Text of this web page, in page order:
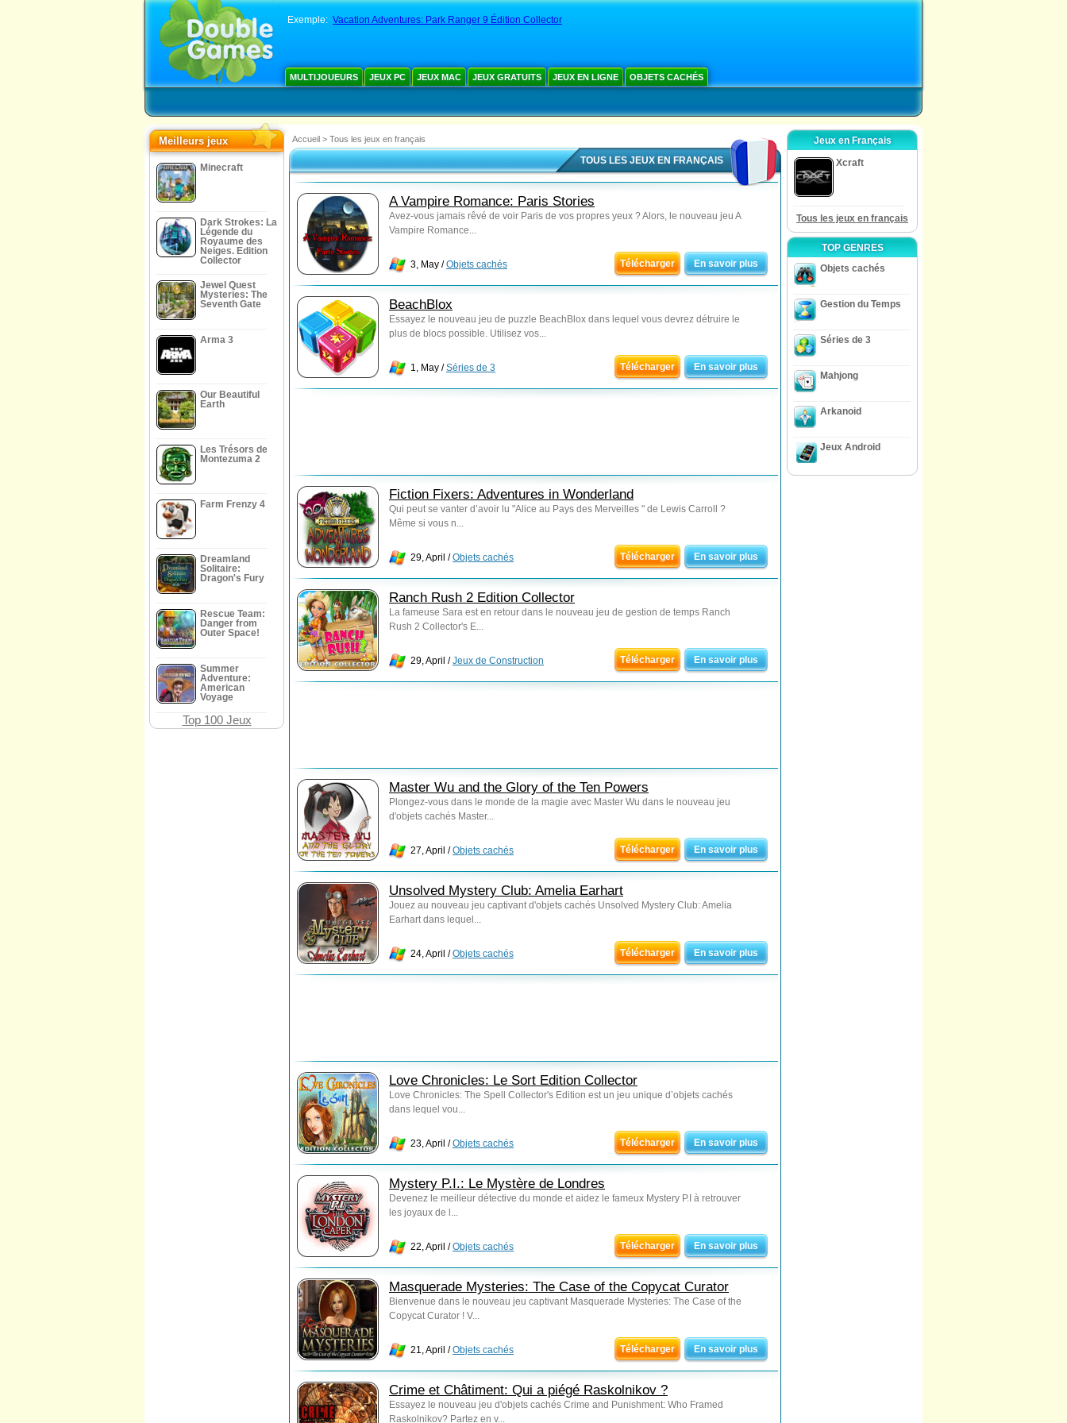
Exemple: Vacation Adventures: Park Ranger 9 Édition Collector
MULTIJOUEURS JEUX PC JEUX MAC JEUX GRATUITS JEUX EN LIGNE OBJETS CACHÉS
Meilleurs jeux
Minecraft
Dark Strokes: La
Légende du
Royaume des
Neiges. Edition
Collector
Jewel Quest
Mysteries: The
Seventh Gate
Arma 3
Our Beautiful
Earth
Les Trésors de
Montezuma 2
Farm Frenzy 4
Dreamland
Solitaire:
Dragon's Fury
Rescue Team:
Danger from
Outer Space!
Summer
Adventure:
American
Voyage
Top 100 Jeux
Accueil > Tous les jeux en français
TOUS LES JEUX EN FRANÇAIS
A Vampire Romance: Paris Stories
Avez-vous jamais rêvé de voir Paris de vos propres yeux ? Alors, le nouveau jeu A
Vampire Romance...
3, May /Objets cachés Télécharger En savoir plus
BeachBlox
Essayez le nouveau jeu de puzzle BeachBlox dans lequel vous devrez détruire le
plus de blocs possible. Utilisez vos...
1, May /Séries de 3 Télécharger En savoir plus
Fiction Fixers: Adventures in Wonderland
Qui peut se vanter d’avoir lu "Alice au Pays des Merveilles " de Lewis Carroll ?
Même si vous n...
29, April /Objets cachés Télécharger En savoir plus
Ranch Rush 2 Edition Collector
La fameuse Sara est en retour dans le nouveau jeu de gestion de temps Ranch
Rush 2 Collector's E...
29, April /Jeux de Construction Télécharger En savoir plus
Master Wu and the Glory of the Ten Powers
Plongez-vous dans le monde de la magie avec Master Wu dans le nouveau jeu
d'objets cachés Master...
27, April /Objets cachés Télécharger En savoir plus
Unsolved Mystery Club: Amelia Earhart
Jouez au nouveau jeu captivant d'objets cachés Unsolved Mystery Club: Amelia
Earhart dans lequel...
24, April /Objets cachés Télécharger En savoir plus
Love Chronicles: Le Sort Edition Collector
Love Chronicles: The Spell Collector's Edition est un jeu unique d’objets cachés
dans lequel vou...
23, April /Objets cachés Télécharger En savoir plus
Mystery P.I.: Le Mystère de Londres
Devenez le meilleur détective du monde et aidez le fameux Mystery P.I à retrouver
les joyaux de l...
22, April /Objets cachés Télécharger En savoir plus
Masquerade Mysteries: The Case of the Copycat Curator
Bienvenue dans le nouveau jeu captivant Masquerade Mysteries: The Case of the
Copycat Curator ! V...
21, April /Objets cachés Télécharger En savoir plus
Crime et Châtiment: Qui a piégé Raskolnikov ?
Essayez le nouveau jeu d'objets cachés Crime and Punishment: Who Framed
Raskolnikov? Partez en v...
Jeux en Français
Xcraft
Tous les jeux en français
TOP GENRES
Objets cachés
Gestion du Temps
Séries de 3
Mahjong
Arkanoid
Jeux Android